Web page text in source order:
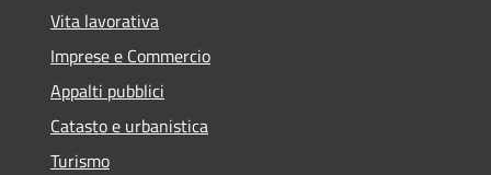
Vita lavorativa
Imprese e Commercio
Appalti pubblici
Catasto e urbanistica
Turismo